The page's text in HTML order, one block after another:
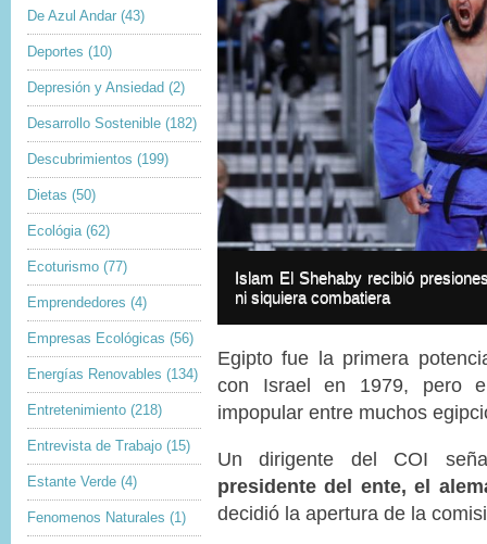
De Azul Andar (43)
Deportes (10)
Depresión y Ansiedad (2)
Desarrollo Sostenible (182)
Descubrimientos (199)
Dietas (50)
Ecológia (62)
Ecoturismo (77)
Emprendedores (4)
Empresas Ecológicas (56)
Energías Renovables (134)
Entretenimiento (218)
Entrevista de Trabajo (15)
Estante Verde (4)
Fenomenos Naturales (1)
e
o
p
r
g
h
t
I
m
g
e
c
a
t
o
n
Islam El Shehaby recibió
ni siquiera combatiera
Egipto fue la primera
con Israel en 1979, pero
impopular entre muchos
Un dirigente del COI
presidente del ente, el
decidió la apertura de la